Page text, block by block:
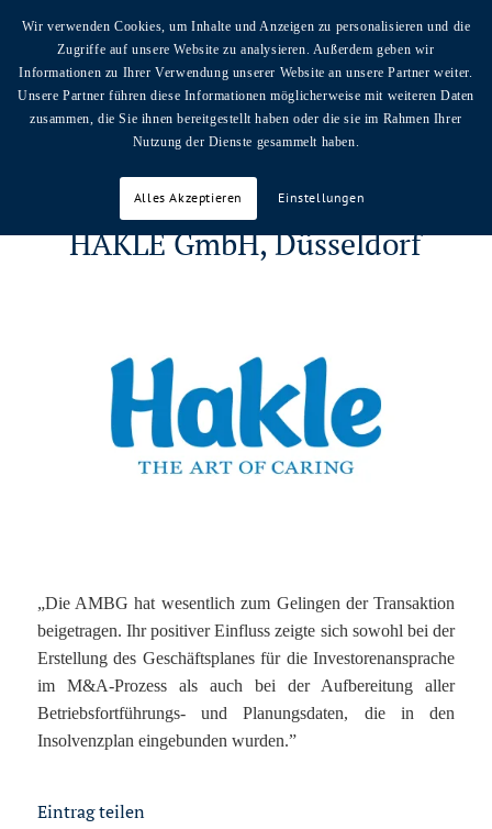
Sie sind hier: Startseite /Blog / Rezensionen /
HAKLE GmbH, Düsseldorf
HAKLE GmbH, Düsseldorf
„Die AMBG hat wesentlich zum Gelingen der Transaktion
beigetragen. Ihr positiver Einfluss zeigte sich sowohl bei der
Erstellung des Geschäftsplanes für die Investorenansprache
im M&A-Prozess als auch bei der Aufbereitung aller
Betriebsfortführungs- und Planungsdaten, die in den
Insolvenzplan eingebunden wurden.”
Eintrag teilen
Wir verwenden Cookies, um Inhalte und Anzeigen zu personalisieren und die
Zugriffe auf unsere Website zu analysieren. Außerdem geben wir
Informationen zu Ihrer Verwendung unserer Website an unsere Partner weiter.
Unsere Partner führen diese Informationen möglicherweise mit weiteren Daten
zusammen, die Sie ihnen bereitgestellt haben oder die sie im Rahmen Ihrer
Nutzung der Dienste gesammelt haben.
Alles Akzeptieren Einstellungen